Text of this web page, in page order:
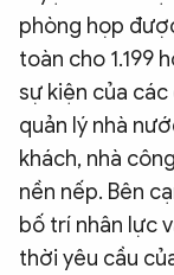
phòng họp
toàn cho 1.199
sự kiện của
quản lý nhà
khách, nhà
nền nếp. Bên
bố trí nhân lực
thời yêu cầu